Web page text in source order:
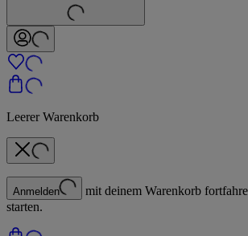
Leerer Warenkorb
Anmelden
mit deinem Warenkorb
starten.